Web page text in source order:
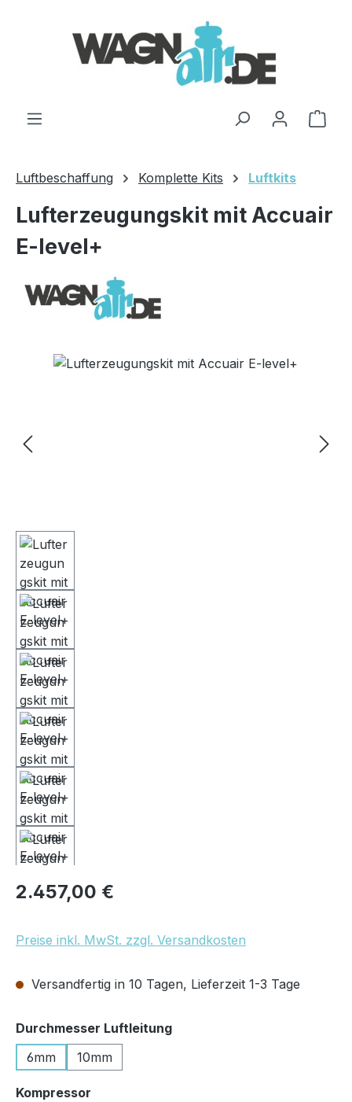
Luftbeschaffung Komplette Kits Luftkits
Lufterzeugungskit mit Accuair
E-level+
Bildergalerie überspringen
Regulärer Preis:
2.457,00 €
Preise inkl. MwSt. zzgl. Versandkosten
Versandfertig in 10 Tagen, Lieferzeit 1-3 Tage
Durchmesser Luftleitungauswählen
6mm
10mm
Kompressor